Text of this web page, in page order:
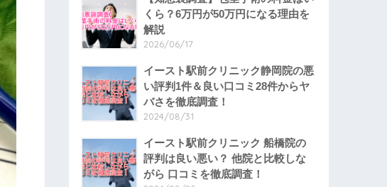
くら？6万円が50万円になる理由を
解説
2026/06/17
イースト駅前クリニック静岡院の悪
い評判1件＆良い口コミ28件からヤ
バさを徹底調査！
2024/08/31
イースト駅前クリニック 船橋院の
評判は良い悪い？ 他院と比較しな
がら 口コミを徹底調査！